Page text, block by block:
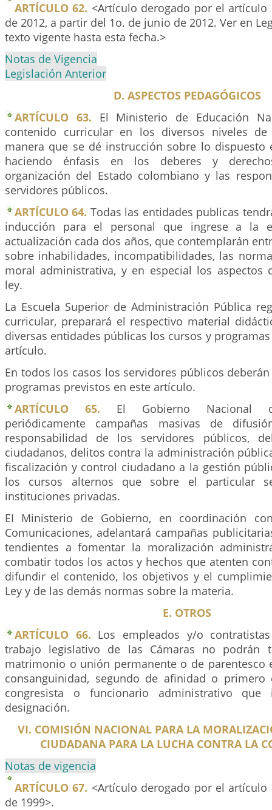
ARTÍCULO 62. <Artículo derogado por el artículo
de 2012, a partir del 1o. de junio de 2012. Ver en
texto vigente hasta esta fecha.>
Notas de Vigencia
Legislación Anterior
D. ASPECTOS PEDAGÓGICOS
ARTÍCULO 63. El Ministerio de Educación
contenido curricular en los diversos niveles
manera que se dé instrucción sobre lo dispuesto
haciendo énfasis en los deberes y
organización del Estado colombiano y las
servidores públicos.
ARTÍCULO 64. Todas las entidades publicas
inducción para el personal que ingrese a la
actualización cada dos años, que contemplarán
sobre inhabilidades, incompatibilidades, las
moral administrativa, y en especial los aspectos
ley.
La Escuela Superior de Administración Pública
curricular, preparará el respectivo material
diversas entidades públicas los cursos y
artículo.
En todos los casos los servidores públicos
programas previstos en este artículo.
ARTÍCULO 65. El Gobierno Nacional
periódicamente campañas masivas de
responsabilidad de los servidores públicos,
ciudadanos, delitos contra la administración
fiscalización y control ciudadano a la gestión
los cursos alternos que sobre el particular
instituciones privadas.
EI Ministerio de Gobierno, en coordinación
Comunicaciones, adelantará campañas
tendientes a fomentar la moralización
combatir todos los actos y hechos que atenten
difundir el contenido, los objetivos y el
Ley y de las demás normas sobre la materia.
E. OTROS
ARTÍCULO 66. Los empleados y/o
trabajo legislativo de las Cámaras no podrán
matrimonio o unión permanente o de parentesco
consanguinidad, segundo de afinidad o
congresista o funcionario administrativo que
designación.
VI. COMISIÓN NACIONAL PARA LA
CIUDADANA PARA LA LUCHA CONTRA LA
Notas de vigencia
ARTÍCULO 67. <Artículo derogado por el artículo
de 1999>.